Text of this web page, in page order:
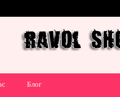
Блог